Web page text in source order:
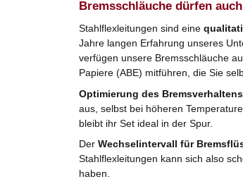
Bremsschläuche dürfen
Stahlflexleitungen sind eine
Jahre langen Erfahrung unseres
verfügen unsere Bremsschläuche
Papiere (ABE) mitführen, die Sie
Optimierung des Bremsverhaltens
aus, selbst bei höheren
bleibt ihr Set ideal in der Spur.
Der Wechselintervall für
Stahlflexleitungen kann sich also
haben.